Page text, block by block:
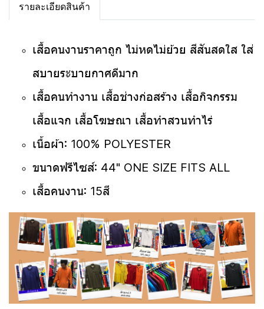
รายละเอียดสินค้า
เสื้อคนงานราคาถูก ไม่หดไม่ย้วย สีสันสดใส ใส่
สบายระบายกาศดีมาก
เสื้อคนทำงาน เสื้อช่างก่อสร้าง เสื้อกิจกรรม
เสื้อแจก เสื้อโฆษณา เสื้อทำสวนทำไร่
เนื้อผ้า: 100% POLYESTER
ขนาดฟรีไซส์: 44" ONE SIZE FITS ALL
เสื้อคนงาน: 15สี